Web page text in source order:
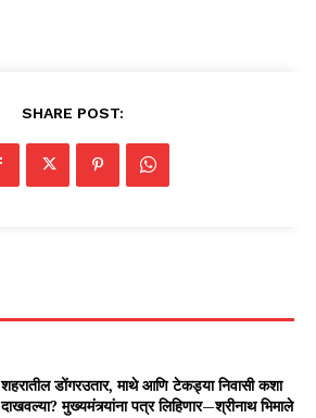
SHARE POST:
शहरातील डोंगरउतार, माथे आणि टेकड्या निवासी कशा
दाखवल्या? मुख्यमंत्र्यांना पत्र लिहिणार—श्रीनाथ भिमाले